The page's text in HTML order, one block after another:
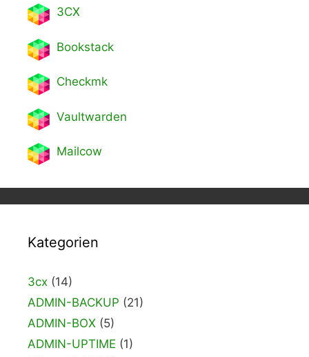
3CX
Bookstack
Checkmk
Vaultwarden
Mailcow
Kategorien
3cx (14)
ADMIN-BACKUP (21)
ADMIN-BOX (5)
ADMIN-UPTIME (1)